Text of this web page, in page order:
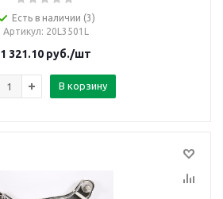
Есть в наличии (3)
Артикул: 20L3501L
1 321.10 руб./шт
В корзину